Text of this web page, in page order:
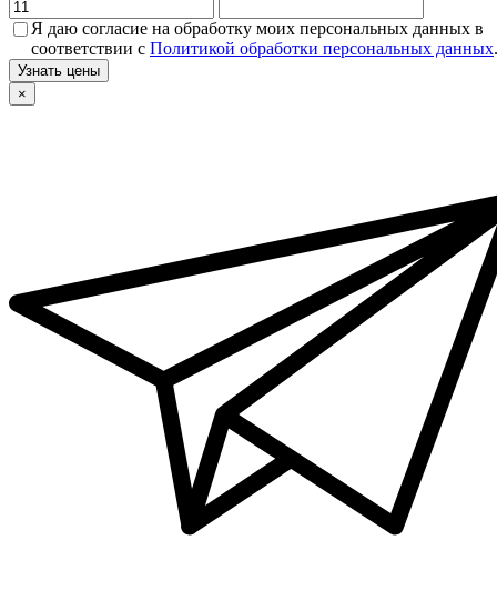
Я даю согласие на обработку моих персональных данных в
соответствии с Политикой обработки персональных данных.
Узнать цены
×